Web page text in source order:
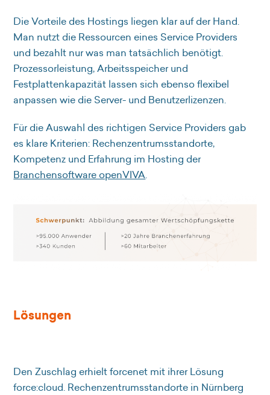
Die Vorteile des Hostings liegen klar auf der Hand.
Man nutzt die Ressourcen eines Service Providers
und bezahlt nur was man tatsächlich benötigt.
Prozessorleistung, Arbeitsspeicher und
Festplattenkapazität lassen sich ebenso flexibel
anpassen wie die Server- und Benutzerlizenzen.
Für die Auswahl des richtigen Service Providers gab
es klare Kriterien: Rechenzentrumsstandorte,
Kompetenz und Erfahrung im Hosting der
Branchensoftware openVIVA.
Lösungen
Den Zuschlag erhielt forcenet mit ihrer Lösung
force:cloud. Rechenzentrumsstandorte in Nürnberg